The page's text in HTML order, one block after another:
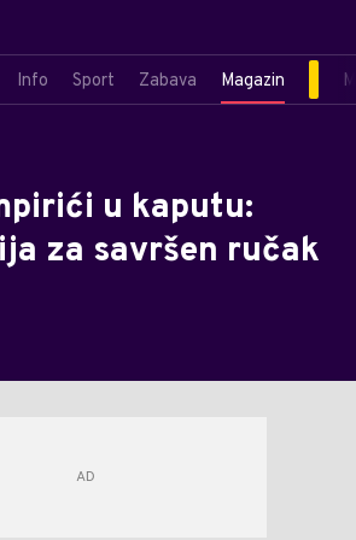
Info Sport Zabava Magazin
u kaputu:
za savršen ručak